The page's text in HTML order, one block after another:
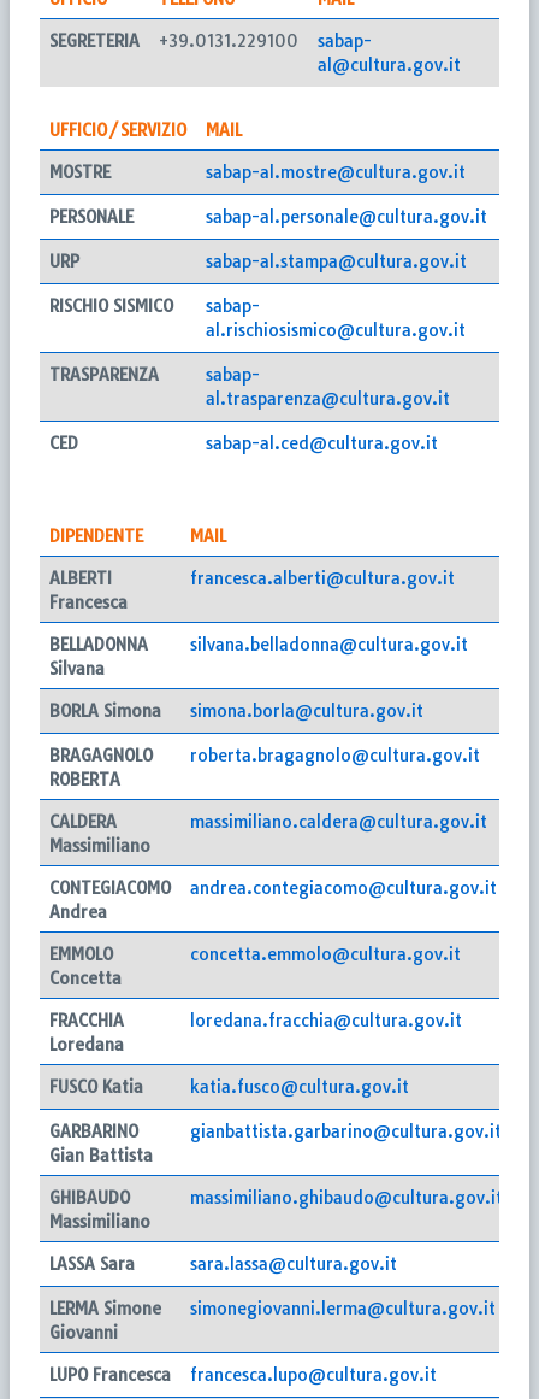
SEGRETERIA
+39.0131.229100
sabap-
al@cultura.gov.it
UFFICIO/SERVIZIO
MAIL
MOSTRE
sabap-al.mostre@cultura.gov.it
PERSONALE sabap-al.personale@cultura.gov.it
URP sabap-al.stampa@cultura.gov.it
RISCHIO SISMICO
sabap-
al.rischiosismico@cultura.gov.it
TRASPARENZA
sabap-
al.trasparenza@cultura.gov.it
CED sabap-al.ced@cultura.gov.it
DIPENDENTE
MAIL
ALBERTI
Francesca
francesca.alberti@cultura.gov.it
BELLADONNA
Silvana
silvana.belladonna@cultura.gov.it
BORLA Simona simona.borla@cultura.gov.it
BRAGAGNOLO
ROBERTA
roberta.bragagnolo@cultura.gov.it
CALDERA
Massimiliano
massimiliano.caldera@cultura.gov.it
CONTEGIACOMO
Andrea
andrea.contegiacomo@cultura.gov.it
EMMOLO
Concetta
concetta.emmolo@cultura.gov.it
FRACCHIA
Loredana
loredana.fracchia@cultura.gov.it
FUSCO Katia katia.fusco@cultura.gov.it
GARBARINO
Gian Battista
gianbattista.garbarino@cultura.gov.it
GHIBAUDO
Massimiliano
massimiliano.ghibaudo@cultura.gov.it
LASSA Sara sara.lassa@cultura.gov.it
LERMA Simone
Giovanni
simonegiovanni.lerma@cultura.gov.it
LUPO Francesca francesca.lupo@cultura.gov.it